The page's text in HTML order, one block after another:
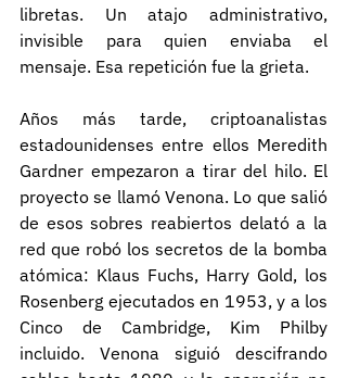
libretas. Un atajo administrativo,
invisible para quien enviaba el
mensaje. Esa repetición fue la grieta.
Años más tarde, criptoanalistas
estadounidenses entre ellos Meredith
Gardner empezaron a tirar del hilo. El
proyecto se llamó Venona. Lo que salió
de esos sobres reabiertos delató a la
red que robó los secretos de la bomba
atómica: Klaus Fuchs, Harry Gold, los
Rosenberg ejecutados en 1953, y a los
Cinco de Cambridge, Kim Philby
incluido. Venona siguió descifrando